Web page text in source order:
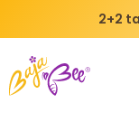
2+2